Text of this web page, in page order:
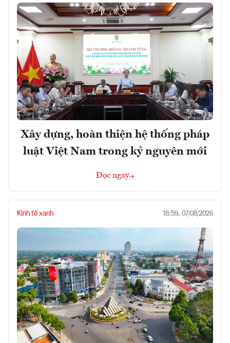
Xây dựng, hoàn thiện hệ thống pháp
luật Việt Nam trong kỷ nguyên mới
Đọc ngay
Kinh tế xanh 18:59, 07/08/2026